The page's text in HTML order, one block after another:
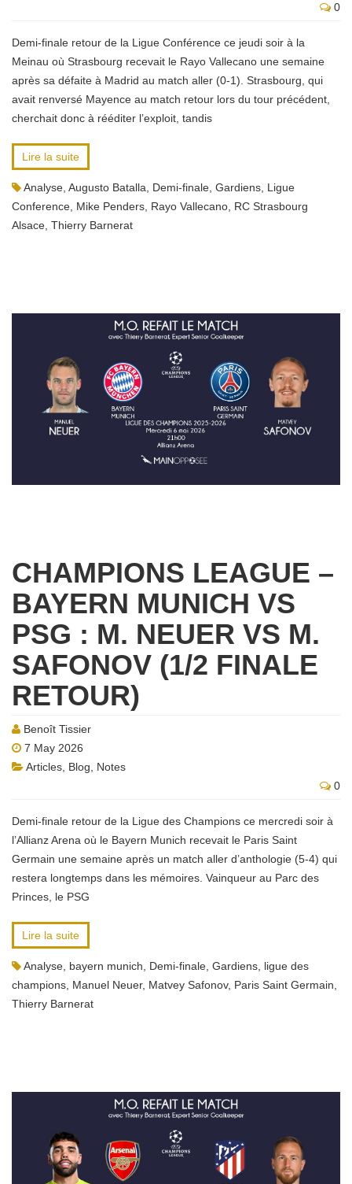
0
Demi-finale retour de la Ligue Conférence ce jeudi soir à la
Meinau où Strasbourg recevait le Rayo Vallecano une semaine
après sa défaite à Madrid au match aller (0-1). Strasbourg, qui
avait renversé Mayence au match retour lors du tour précédent,
cherchait donc à rééditer l’exploit, tandis
Lire la suite
Analyse Augusto Batalla Demi-finale Gardiens Ligue
Conference Mike Penders Rayo Vallecano RC Strasbourg
Alsace Thierry Barnerat
CHAMPIONS LEAGUE –
BAYERN MUNICH VS
PSG : M. NEUER VS M.
SAFONOV (1/2 FINALE
RETOUR)
Benoît Tissier
7 May 2026
Articles Blog
Notes
0
Demi-finale retour de la Ligue des Champions ce mercredi soir à
l’Allianz Arena où le Bayern Munich recevait le Paris Saint
Germain une semaine après un match aller d’anthologie (5-4) qui
restera longtemps dans les mémoires. Vainqueur au Parc des
Princes, le PSG
Lire la suite
Analyse bayern munich Demi-finale Gardiens ligue des
champions Manuel Neuer, Matvey Safonov, Paris Saint Germain
Thierry Barnerat